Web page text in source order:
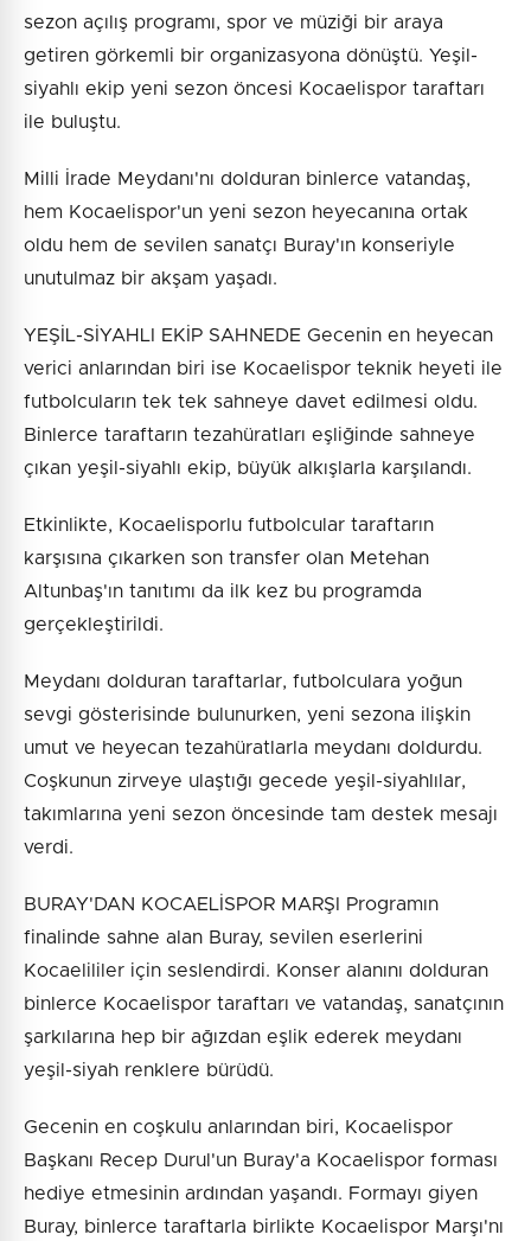
sezon açılış programı, spor ve müziği bir araya
getiren görkemli bir organizasyona dönüştü. Yeşil-
siyahlı ekip yeni sezon öncesi Kocaelispor taraftarı
ile buluştu.
Milli İrade Meydanı'nı dolduran binlerce vatandaş,
hem Kocaelispor'un yeni sezon heyecanına ortak
oldu hem de sevilen sanatçı Buray'ın konseriyle
unutulmaz bir akşam yaşadı.
YEŞİL-SİYAHLI EKİP SAHNEDE Gecenin en heyecan
verici anlarından biri ise Kocaelispor teknik heyeti ile
futbolcuların tek tek sahneye davet edilmesi oldu.
Binlerce taraftarın tezahüratları eşliğinde sahneye
çıkan yeşil-siyahlı ekip, büyük alkışlarla karşılandı.
Etkinlikte, Kocaelisporlu futbolcular taraftarın
karşısına çıkarken son transfer olan Metehan
Altunbaş'ın tanıtımı da ilk kez bu programda
gerçekleştirildi.
Meydanı dolduran taraftarlar, futbolculara yoğun
sevgi gösterisinde bulunurken, yeni sezona ilişkin
umut ve heyecan tezahüratlarla meydanı doldurdu.
Coşkunun zirveye ulaştığı gecede yeşil-siyahlılar,
takımlarına yeni sezon öncesinde tam destek mesajı
verdi.
BURAY'DAN KOCAELİSPOR MARŞI Programın
finalinde sahne alan Buray, sevilen eserlerini
Kocaelililer için seslendirdi. Konser alanını dolduran
binlerce Kocaelispor taraftarı ve vatandaş, sanatçının
şarkılarına hep bir ağızdan eşlik ederek meydanı
yeşil-siyah renklere bürüdü.
Gecenin en coşkulu anlarından biri, Kocaelispor
Başkanı Recep Durul'un Buray'a Kocaelispor forması
hediye etmesinin ardından yaşandı. Formayı giyen
Buray, binlerce taraftarla birlikte Kocaelispor Marşı'nı